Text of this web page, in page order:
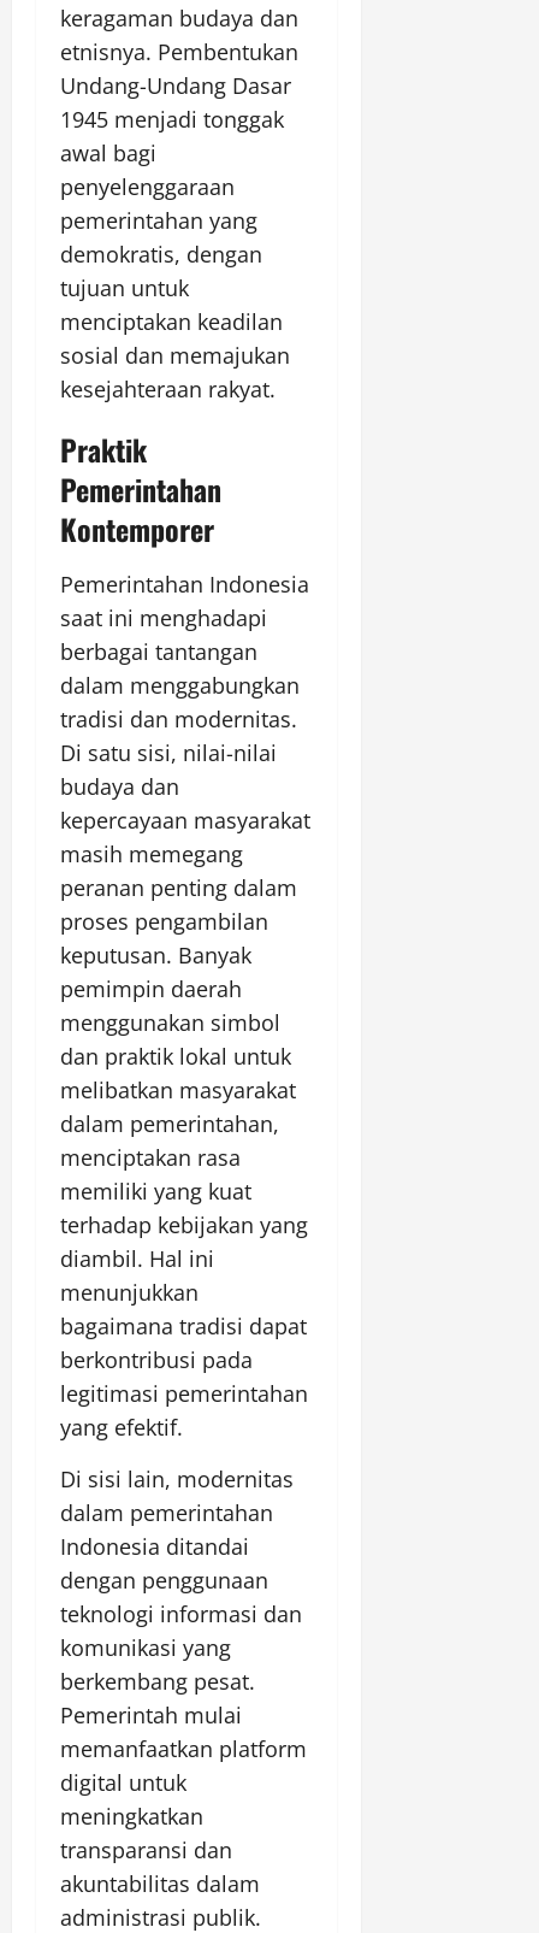
keragaman budaya dan
etnisnya. Pembentukan
Undang-Undang Dasar
1945 menjadi tonggak
awal bagi
penyelenggaraan
pemerintahan yang
demokratis, dengan
tujuan untuk
menciptakan keadilan
sosial dan memajukan
kesejahteraan rakyat.
Praktik
Pemerintahan
Kontemporer
Pemerintahan Indonesia
saat ini menghadapi
berbagai tantangan
dalam menggabungkan
tradisi dan modernitas.
Di satu sisi, nilai-nilai
budaya dan
kepercayaan masyarakat
masih memegang
peranan penting dalam
proses pengambilan
keputusan. Banyak
pemimpin daerah
menggunakan simbol
dan praktik lokal untuk
melibatkan masyarakat
dalam pemerintahan,
menciptakan rasa
memiliki yang kuat
terhadap kebijakan yang
diambil. Hal ini
menunjukkan
bagaimana tradisi dapat
berkontribusi pada
legitimasi pemerintahan
yang efektif.
Di sisi lain, modernitas
dalam pemerintahan
Indonesia ditandai
dengan penggunaan
teknologi informasi dan
komunikasi yang
berkembang pesat.
Pemerintah mulai
memanfaatkan platform
digital untuk
meningkatkan
transparansi dan
akuntabilitas dalam
administrasi publik.